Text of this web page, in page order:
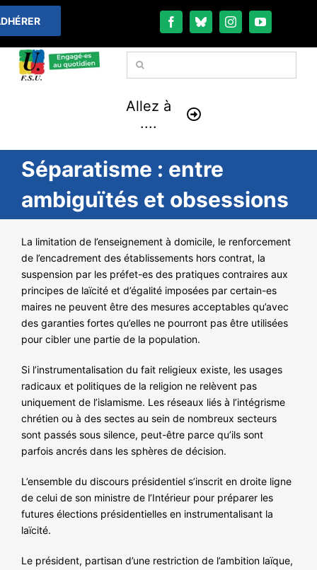
Passer
au
contenu
Rechercher:
Allez à
....
À LA UNE
THÉMATIQUES
LA VIE FÉDÉRALE
COMMUNIQUÉS
NOS ACTIONS
Séparatisme : entre
ambiguïtés et obsessions
La limitation de l’enseignement à domicile, le renforcement
de l’encadrement des établissements hors contrat, la
suspension par les préfet-es des pratiques contraires aux
principes de laïcité et d’égalité imposées par certain-es
maires ne peuvent être des mesures acceptables qu’avec
des garanties fortes qu’elles ne pourront pas être utilisées
pour cibler une partie de la population.
Si l’instrumentalisation du fait religieux existe, les usages
radicaux et politiques de la religion ne relèvent pas
uniquement de l’islamisme. Les réseaux liés à l’intégrisme
chrétien ou à des sectes au sein de nombreux secteurs
sont passés sous silence, peut-être parce qu’ils sont
parfois ancrés dans les sphères de décision.
L’ensemble du discours présidentiel s’inscrit en droite ligne
de celui de son ministre de l’Intérieur pour préparer les
futures élections présidentielles en instrumentalisant la
laïcité.
Le président, partisan d’une restriction de l’ambition laïque,